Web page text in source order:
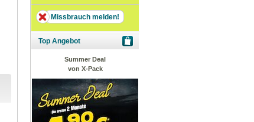
Missbrauch melden!
Top Angebot
Summer Deal
von X-Pack